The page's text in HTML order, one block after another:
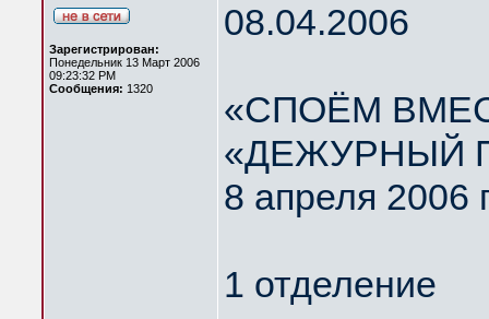
Зарегистрирован:
Понедельник 13 Март 2006
09:23:32 PM
Сообщения: 1320
08.04.2006
«СПОЁМ
«ДЕЖУРНЫЙ
8 апреля 2006
1 отделение